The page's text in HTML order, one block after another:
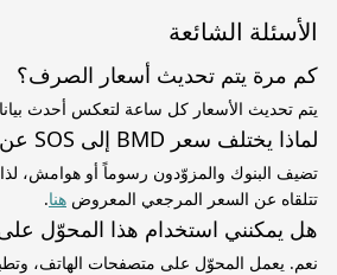
الأسئلة الشائعة
كم مرة يتم تحديث أسعار الصرف؟
يتم تحديث الأسعار كل ساعة لتعكس أحدث
لماذا يختلف سعر BMD إلى SOS عن سعر البنك؟
تضيف البنوك والمزوّدون رسوماً أو هوامش، لذا
تتلقاه عن السعر المرجعي المعروض هنا.
هل يمكنني استخدام هذا المحوّل
نعم. يعمل المحوّل على متصفحات الهاتف،